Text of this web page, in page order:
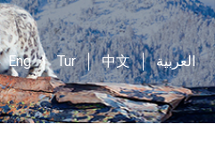
Eng Tur 中文 العربية